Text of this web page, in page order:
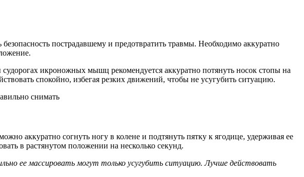
пострадавшему и предотвратить травмы. Необходимо аккуратно
икроножных мышц рекомендуется аккуратно потянуть носок стопы на
спокойно, избегая резких движений, чтобы не усугубить ситуацию.
аккуратно согнуть ногу в колене и подтянуть пятку к ягодице, удерживая ее
в растянутом положении на несколько секунд.
ее массировать могут только усугубить ситуацию. Лучше действовать